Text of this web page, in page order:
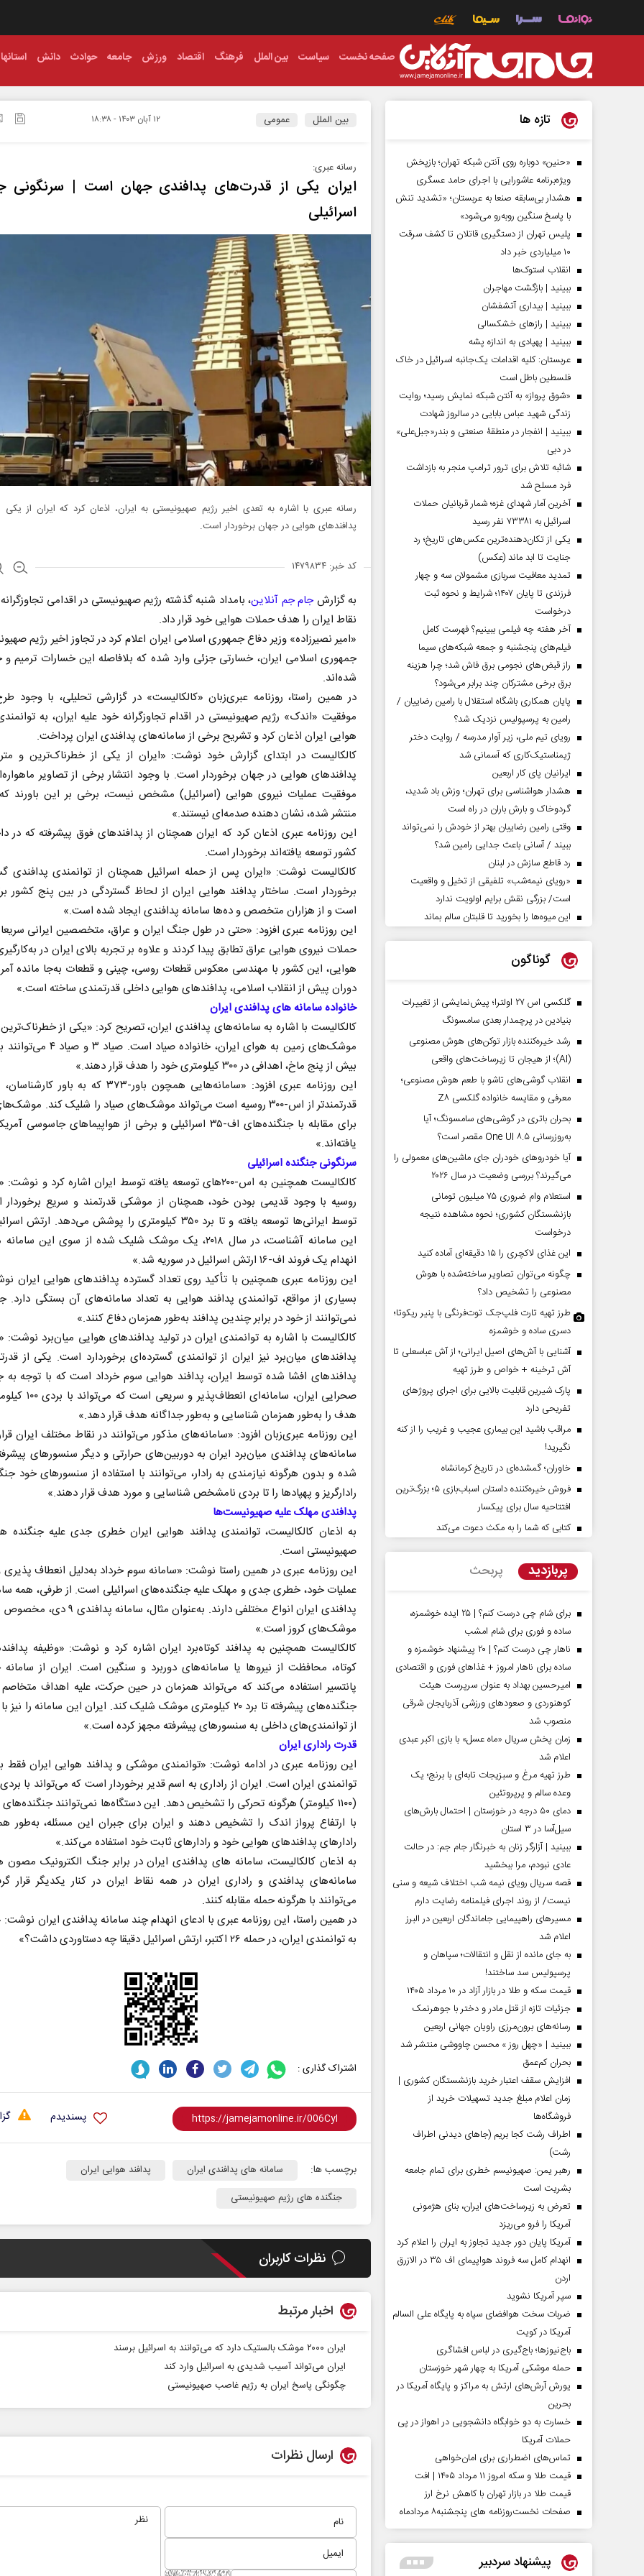
صفحه نخست سیاست بین الملل فرهنگ اقتصاد ورزش جامعه حوادث دانش استانها
بین الملل عمومی ۱۲ آبان ۱۴۰۳ - ۱۸:۳۸
رسانه عبری:
ایران یکی از قدرت‌های پدافندی جهان است | سرنگونی
اسرائیلی
رسانه عبری با اشاره به تعدی اخیر رژیم صهیونیستی به ایران، اذعان کرد که ایران از یکی
پدافندهای هوایی در جهان برخوردار است.
کد خبر: ۱۴۷۹۸۳۴
به گزارشجام جم آنلاین، بامداد شنبه گذشته رژیم صهیونیستی در اقدامی
نقاط ایران را هدف حملات هوایی خود قرار داد.
«امیر نصیرزاده» وزیر دفاع جمهوری اسلامی ایران اعلام کرد در تجاوز اخیر رژیم
جمهوری اسلامی ایران، خسارتی جزئی وارد شده که بلافاصله این خسارات ترمیم و
شده‌اند.
در همین راستا، روزنامه عبری‌زبان «کالکالیست» در گزارشی تحلیلی، با وجود
موفقیت «اندک» رژیم صهیونیستی در اقدام تجاوزگرانه خود علیه ایران، به
هوایی ایران اذعان کرد و تشریح برخی از سامانه‌های پدافندی ایران پرداخت.
کالکالیست در ابتدای گزارش خود نوشت: «ایران از یکی از خطرناک‌ترین و
پدافندهای هوایی در جهان برخوردار است. با وجود انتشار برخی از تصاویر
موفقیت عملیات نیروی هوایی (اسرائیل) مشخص نیست، برخی بر این باورند
منتشر شده، نشان دهنده صدمه‌ای نیستند.»
این روزنامه‌ عبری اذعان کرد که ایران همچنان از پدافندهای فوق پیشرفته که در
کشور توسعه یافته‌اند برخوردار است.
کالکالیست نوشت: «ایران پس از حمله اسرائیل همچنان از توانمندی پدافندی
برخوردار است. ساختار پدافند هوایی ایران از لحاظ گستردگی در بین پنج کشور
است و از هزاران متخصص و ده‌ها سامانه پدافندی ایجاد شده است.»
این روزنامه عبری‌ افزود: «حتی در طول جنگ ایران و عراق، متخصصین ایرانی
حملات نیروی هوایی عراق تطابق پیدا کردند و علاوه بر تجربه بالای ایران در
هوایی، این کشور با مهندسی معکوس قطعات روسی، چینی و قطعات به‌جا مانده
دوران پیش از انقلاب اسلامی، پدافندهای هوایی داخلی قدرتمندی ساخته است.»
خانواده سامانه‌ های پدافندی ایران
کالکالیست با اشاره به سامانه‌های پدافندی ایران، تصریح کرد: «یکی از
موشک‌های زمین به هوای ایران، خانواده صیاد
بیش از پنج ماخ، اهدافی در ۳۰۰ کیلومتری خود را هدف قرار دهند.»
این روزنامه عبری‌ افزود: «سامانه‌هایی همچون باور-۳۷۳ که به
قدرتمندتر از اس-۳۰۰ روسیه است می‌تواند موشک‌های صیاد را شلیک کند.
برای مقابله با جنگنده‌های اف-۳۵ اسرائیلی و برخی از هواپیماهای جاسوسی
یافته‌اند.»
سرنگونی جنگنده اسرائیلی
روسیه با وجود قدیمی بودن خود، همچنان از موشکی قدرتمند و سریع
توسط ایرانی‌ها توسعه یافته و تا برد ۳۵۰ کیلومتری را پوشش می‌دهد. ارتش
این سامانه آشناست، در سال ۲۰۱۸، یک موشک شلیک شده از سوی این
انهدام یک فروند اف-۱۶ ارتش اسرائیل در سوریه شد.»
این روزنامه‌ عبری همچنین با تأکید روی تعداد گسترده پدافندهای هوایی ایران
بسیاری از مواقع، توانمندی پدافند هوایی به تعداد سامانه‌های آن بستگی دارد.
نمی‌توانند از خود در برابر چندین پدافند به‌طور همزمان دفاع کنند.»
کالکالیست با اشاره به توانمندی ایران در تولید پدافندهای هوایی میان‌برد نوشت:
پدافندهای میان‌برد نیز ایران از توانمندی گسترده‌ای برخوردارد است. یکی از
پدافندهای افشا شده توسط ایران، پدافند هوایی سوم خرداد است که با توجه به
هدف را به‌طور همزمان شناسایی و به‌طور جداگانه هدف قرار دهد.»
این روزنامه‌ عبری‌زبان افزود: «سامانه‌های مذکور می‌توانند در نقاط مختلف ایران
سامانه‌های پدافندی میان‌برد ایران به دوربین‌های حرارتی و دیگر سنسورهای
شده و بدون هرگونه نیازمندی به رادار، می‌توانند با استفاده از سنسورهای خود
رادارگریز و پهپادها را تا بردی نامشخص شناسایی و مورد هدف قرار دهند.»
پدافندی مهلک علیه صهیونیست‌ها
به اذعان کالکالیست، توانمندی پدافند هوایی ایران خطری جدی علیه جنگنده‌
صهیونیستی است.
این روزنامه‌ عبری در همین راستا نوشت: «سامانه سوم خرداد به‌دلیل انعطاف
عملیات خود، خطری جدی و مهلک علیه جنگنده‌های اسرائیلی است. از طرفی، همه
پدافندی ایران انواع مختلفی دارند. به‌عنوان مثال،
موشک‌های کروز است.»
کالکالیست همچنین به پدافند کوتاه‌برد ایران اشاره کرد و نوشت: «وظیفه
کوتاه، محافظت از نیروها یا سامانه‌های دوربرد و سنگین است. ایران از
پانتسیر استفاده می‌کند که می‌تواند همزمان در حین حرکت، علیه اهداف
جنگنده‌های پیشرفته تا برد ۲۰ کیلومتری موشک شلیک کند. ایران این سامانه را
از توانمندی‌های داخلی به سنسورهای پیشرفته مجهز کرده است.»
قدرت راداری ایران
این روزنامه عبری در ادامه نوشت: «توانمندی موشکی و پدافند هوایی ایران
توانمندی ایران است. ایران از راداری به اسم قدیر برخوردار است که می‌تواند با
(۱۱۰۰ کیلومتر) هرگونه تحرکی را تشخیص دهد. این دستگاه‌ها نمی‌توانند جنگنده‌های
با ارتفاع پرواز اندک را تشخیص دهند و ایران برای جبران این مسئله، به‌طور
رادارهای پدافندهای هوایی خود و رادارهای ثابت خود استفاده می‌کند.»
به اذعان کالکالیست، سامانه‌ های پدافندی ایران در برابر جنگ الکترونیک
سامانه‌های پدافندی و راداری ایران در همه نقاط ایران در کنار یکدیگر قرار
می‌توانند با هرگونه حمله مقابله کنند.
در همین راستا، این روزنامه عبری با ادعای انهدام چند سامانه پدافندی ایران نوشت:
به توانمندی ایران، در حمله ۲۶ اکتبر، ارتش اسرائیل دقیقا چه دستاوردی داشت؟»
اشتراک گذاری :
پسندیدم
برچسب ها: سامانه های پدافندی ایران
پدافند هوایی ایران
جنگنده های رژیم صهیونیستی
نظرات کاربران
اخبار مرتبط
ایران ۲۰۰۰ موشک بالستیک دارد که می‌توانند به اسرائیل برسند
ایران می‌تواند آسیب شدیدی به اسرائیل وارد کند
چگونگی پاسخ ایران به رژیم غاصب صهیونیستی
ارسال نظرات
تازه ها
«حنین» دوباره روی آنتن شبکه تهران؛ بازپخش
ویژه‌برنامه عاشورایی با اجرای حامد عسگری
هشدار بی‌سابقه صنعا به عربستان؛ «تشدید تنش
با پاسخ سنگین روبه‌رو می‌شود»
پلیس تهران از دستگیری قاتلان تا کشف سرقت
۱۰ میلیاردی خبر داد
انقلاب استوک‌ها
ببینید | بازگشت مهاجران
ببینید | بیداری آتشفشان
ببینید | رازهای خشکسالی
ببینید | پهپادی به اندازه پشه
عربستان: کلیه اقدامات یک‌جانبه اسرائیل در خاک
فلسطین باطل است
«شوق پرواز» به آنتن شبکه نمایش رسید؛ روایت
زندگی شهید عباس بابایی در سالروز شهادت
ببینید | انفجار در منطقۀ صنعتی و بندر«جبل‌علی»
در دبی
شائبه تلاش برای ترور ترامپ منجر به بازداشت
فرد مسلح شد
آخرین آمار شهدای غزه؛ شمار قربانیان حملات
اسرائیل به ۷۳۳۸۱ نفر رسید
یکی از تکان‌دهنده‌ترین عکس‌های تاریخ؛ رد
جنایت تا ابد ماند (عکس)
تمدید معافیت سربازی مشمولان سه و چهار
فرزندی تا پایان ۱۴۰۷؛ شرایط و نحوه ثبت
درخواست
آخر هفته چه فیلمی ببینیم؟ فهرست کامل
فیلم‌های پنجشنبه و جمعه شبکه‌های سیما
راز قبض‌های نجومی برق فاش شد؛ چرا هزینه
برق برخی مشترکان چند برابر می‌شود؟
پایان همکاری باشگاه استقلال با رامین رضاییان /
رامین به پرسپولیس نزدیک شد؟
رویای تیم ملی، زیر آوار مدرسه / روایت دختر
ژیمناستیک‌کاری که آسمانی شد
ایرانیان پای کار اربعین
هشدار هواشناسی برای تهران؛ وزش باد شدید،
گردوخاک و بارش باران در راه است
وقتی رامین رضاییان بهتر از خودش را نمی‌تواند
ببیند / آسانی باعث جدایی رامین شد؟
رد قاطع سازش در لبنان
«رویای نیمه‌شب» تلفیقی از تخیل و واقعیت
است/ بزرگی نقش برایم اولویت ندارد
این میوه‌ها را بخورید تا قلبتان سالم بماند
گوناگون
گلکسی اس ۲۷ اولترا؛ پیش‌نمایشی از تغییرات
بنیادین در پرچمدار بعدی سامسونگ
رشد خیره‌کننده بازار توکن‌های هوش مصنوعی
(AI)؛ از هیجان تا زیرساخت‌های واقعی
انقلاب گوشی‌های تاشو‌ با طعم هوش مصنوعی؛
معرفی و مقایسه خانواده گلکسی Z۸
بحران باتری در گوشی‌های سامسونگ؛ آیا
به‌روزرسانی One UI ۸.۵ مقصر است؟
آیا خودروهای خودران جای ماشین‌های معمولی را
می‌گیرند؟ بررسی وضعیت در سال ۲۰۲۶
استعلام وام ضروری ۷۵ میلیون تومانی
بازنشستگان کشوری؛ نحوه مشاهده نتیجه
درخواست
این غذای لاکچری را ۱۵ دقیقه‌ای آماده کنید
چگونه می‌توان تصاویر ساخته‌شده با هوش
مصنوعی را تشخیص داد؟
طرز تهیه تارت فلپ‌جک توت‌فرنگی با پنیر ریکوتا؛
دسری ساده و خوشمزه
آشنایی با آش‌های اصیل ایرانی؛ از آش عباسعلی تا
آش ترخینه + خواص و طرز تهیه
پارک شیرین قابلیت‌ بالایی برای اجرای پروژهای
تفریحی دارد
مراقب باشید این بیماری عجیب و غریب را از کنه
نگیرید!
خاوران؛ گمشده‌ای در تاریخ کرمانشاه
فروش خیره‌کننده داستان اسباب‌بازی ۵؛ بزرگ‌ترین
افتتاحیه سال برای پیکسار
کتابی که شما را به مکث دعوت می‌کند
پربازدید پربحث
برای شام چی درست کنم؟ | ۲۵ ایده خوشمزه،
ساده و فوری برای شام امشب
ناهار چی درست کنم؟ | ۲۰ پیشنهاد خوشمزه و
ساده برای ناهار امروز + غذاهای فوری و اقتصادی
امیرحسین بهداد به عنوان سرپرست هیئت
کوهنوردی و صعودهای ورزشی آذربایجان شرقی
منصوب شد
زمان پخش سریال «ماه عسل» با بازی اکبر عبدی
اعلام شد
طرز تهیه مرغ و سبزیجات تابه‌ای با برنج؛ یک
وعده سالم و پرپروتئین
دمای ۵۰ درجه در خوزستان | احتمال بارش‌های
سیل‌آسا در ۳ استان
ببینید | آزارگر زنان به خبرنگار جام جم: در حالت
عادی نبودم، مرا ببخشید
قصه سریال رویای نیمه شب اختلاف شیعه و سنی
نیست/ از روند اجرای فیلمنامه رضایت دارم
مسیر‌های راهپیمایی جاماندگان اربعین در البرز
اعلام شد
به جای مانده از نقل و انتقالات؛ سپاهان و
پرسپولیس سد ساختند!
قیمت سکه و طلا در بازار آزاد در ۱۰ مرداد ۱۴۰۵
جزئیات تازه از قتل مادر و دختر با جوهرنمک
رسانه‌های برون‌مرزی راویان جهانی اربعین
ببینید | «چهل روز » محسن چاووشی منتشر شد
بحران کم‌عمق
افزایش سقف اعتبار خرید بازنشستگان کشوری |
زمان اعلام مبلغ جدید تسهیلات خرید از
فروشگاه‌ها
اطراف رشت کجا بریم (جاهای دیدنی اطراف
رشت)
رهبر یمن: صهیونیسم خطری برای تمام جامعه
بشریت است
تعرض به زیرساخت‌های ایران، بنای هژمونی
آمریکا را فرو می‌ریزد
آمریکا پایان دور جدید تجاوز به ایران را اعلام کرد
انهدام کامل سه فروند هواپیمای اف ۳۵ در الازرق
اردن
سپر آمریکا نشوید
ضربات سخت هوافضای سپاه به پایگاه علی السالم
آمریکا در کویت
باج‌نیوزها؛ باج‌گیری در لباس افشاگری
حمله موشکی آمریکا به چهار شهر خوزستان
یورش آرش‌های ارتش به مراکز و پایگاه‌ آمریکا در
بحرین
خسارت به دو خوابگاه دانشجویی در اهواز در پی
حملات آمریکا
تماس‌های اضطراری برای امان‌‌خواهی
قیمت طلا و سکه امروز ۱۱ مرداد ۱۴۰۵ | افت
قیمت طلا در بازار تهران با کاهش نرخ ارز
صفحات نخست‌روزنامه ها‌ی پنجشنبه‌۸ مردادماه
پیشنهاد سردبیر
زمان در افق ایران
زارعی - کارشناس ارشد مسائل منطقه
حادثه‌های کوچک سرنوشت‌های
محمدجعفر محمدزاده - نویسنده و پژوهشگر
مدیریت ایرانی بر شناور‌های مضر
در تنگه هرمز
دکتر حسن عابدینی - معاون سیاسی سازمان
صداوسیما
صفحات نخست روزنامه ها‌ی یکشنبه ۴ مردادماه صفحات نخست روزنامه ها‌ی شنبه ۳ مردادماه
صفحات نخست روزنامه‌ها‌ی پنجشنبه ۱